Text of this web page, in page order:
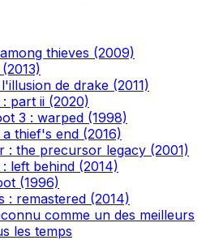
thieves (2009)
de drake (2011)
part ii (2020)
3 : warped (1998)
thief's end (2016)
: the precursor legacy (2001)
left behind (2014)
(1996)
: remastered (2014)
comme un des meilleurs
les temps